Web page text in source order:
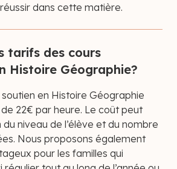
dans cette matière.
tarifs des cours
Histoire Géographie?
en Histoire Géographie
22€ par heure. Le coût peut
niveau de l’élève et du nombre
Nous proposons également
pour les familles qui